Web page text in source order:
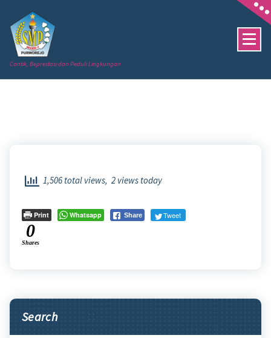
content
Cantik, Beprestasi dan Peduli Lingkungan
1,506 total views, 2 views today
Print Whatsapp Share Tweet
0
Shares
Search